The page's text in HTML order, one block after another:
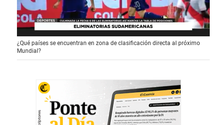
0
o
f
¿Qué países se encuentran en zona de clasificación directa al próximo
Mundial?